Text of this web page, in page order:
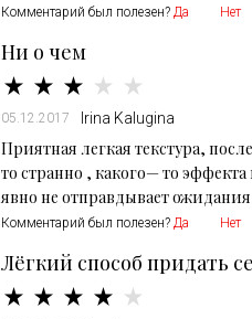
Комментарий был полезен? Да Нет
Ни о чем
05.12.2017 Irina Kalugina
Приятная легкая текстура,
то странно , какого— то
явно не отправдывает ожидания
Комментарий был полезен? Да Нет
Лёгкий способ придать